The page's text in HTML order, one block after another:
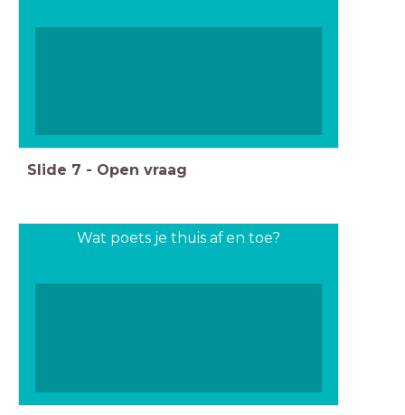
Slide 7 - Open vraag
Wat poets je thuis af en toe?